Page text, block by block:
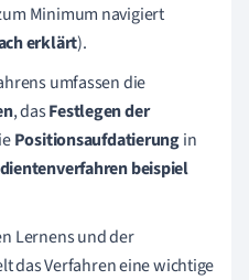
Minimum navigiert
erklärt).
umfassen die
, dasFestlegen der
Positionsaufdatierungin
beispiel
Lernens und der
das Verfahren eine wichtige